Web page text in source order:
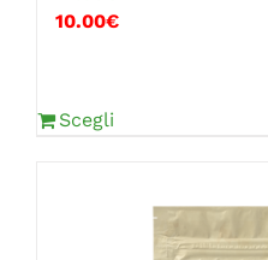
10.00€
Scegli